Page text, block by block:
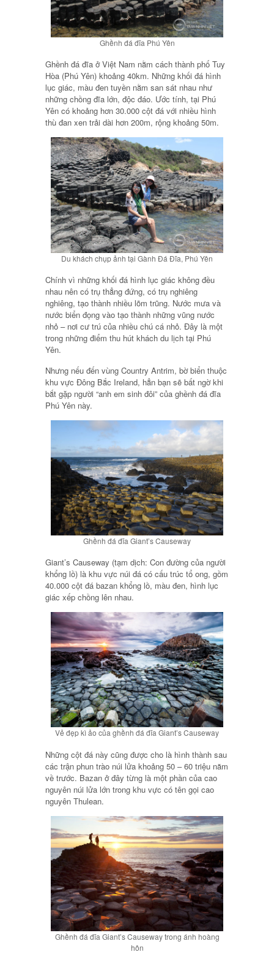
Ghềnh đá đĩa Phú Yên
Ghềnh đá đĩa ở Việt Nam nằm cách thành phố Tuy
Hòa (Phú Yên) khoảng 40km. Những khối đá hình
lục giác, màu đen tuyền nằm san sát nhau như
những chồng đĩa lớn, độc đáo. Ước tính, tại Phú
Yên có khoảng hơn 30.000 cột đá với nhiều hình
thù đan xen trải dài hơn 200m, rộng khoảng 50m.
Du khách chụp ảnh tại Gành Đá Đĩa, Phú Yên
Chính vì những khối đá hình lục giác không đều
nhau nên có trụ thẳng đứng, có trụ nghiêng
nghiêng, tạo thành nhiều lõm trũng. Nước mưa và
nước biển đọng vào tạo thành những vũng nước
nhỏ – nơi cư trú của nhiều chú cá nhỏ. Đây là một
trong những điểm thu hút khách du lịch tại Phú
Yên.
Nhưng nếu đến vùng Country Antrim, bờ biển thuộc
khu vực Đông Bắc Ireland, hẳn bạn sẽ bất ngờ khi
bắt gặp người “anh em sinh đôi” của ghềnh đá đĩa
Phú Yên này.
Ghềnh đá đĩa Giant’s Causeway
Giant’s Causeway (tạm dịch: Con đường của người
khổng lồ) là khu vực núi đá có cấu trúc tổ ong, gồm
40.000 cột đá bazan khổng lồ, màu đen, hình lục
giác xếp chồng lên nhau.
Vẻ đẹp kì ảo của ghềnh đá đĩa Giant’s Causeway
Những cột đá này cũng được cho là hình thành sau
các trận phun trào núi lửa khoảng 50 – 60 triệu năm
về trước. Bazan ở đây từng là một phần của cao
nguyên núi lửa lớn trong khu vực có tên gọi cao
nguyên Thulean.
Ghềnh đá đĩa Giant’s Causeway trong ánh hoàng
hôn